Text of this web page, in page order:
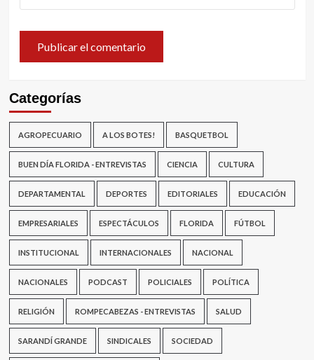
Categorías
AGROPECUARIO A LOS BOTES! BASQUETBOL
BUEN DÍA FLORIDA - ENTREVISTAS CIENCIA CULTURA
DEPARTAMENTAL DEPORTES EDITORIALES EDUCACIÓN
EMPRESARIALES ESPECTÁCULOS FLORIDA FÚTBOL
INSTITUCIONAL INTERNACIONALES NACIONAL
NACIONALES PODCAST POLICIALES POLÍTICA
RELIGIÓN ROMPECABEZAS - ENTREVISTAS SALUD
SARANDÍ GRANDE SINDICALES SOCIEDAD